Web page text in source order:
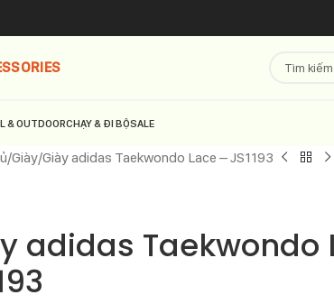
& OUTDOORCHẠY & ĐI BỘSALE
Giày Giày adidas Taekwondo Lace – JS1193
adidas Taekwondo